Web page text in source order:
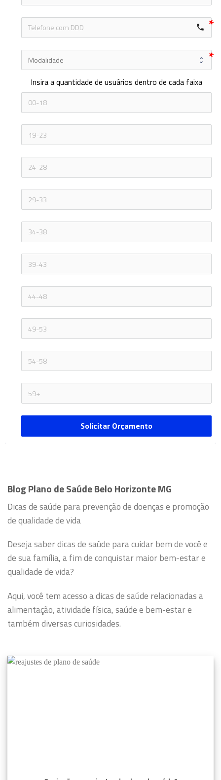
local_phone
Insira a quantidade de usuários dentro de cada faixa
Solicitar Orçamento
Blog Plano de Saúde Belo Horizonte MG
Dicas de saúde para prevenção de doenças e promoção
de qualidade de vida
Deseja saber dicas de saúde para cuidar bem de você e
de sua família, a fim de conquistar maior bem-estar e
qualidade de vida?
Aqui, você tem acesso a dicas de saúde relacionadas a
alimentação, atividade física, saúde e bem-estar e
também diversas curiosidades.